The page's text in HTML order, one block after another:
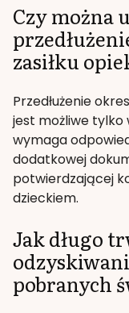
Czy można
zasiłku
Przedłużenie
jest możliwe
wymaga
dodatkowej
potwierdzającej
dzieckiem.
Jak długo
pobranych